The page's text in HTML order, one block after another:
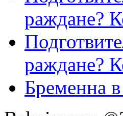
раждане?
раждане?
Бременна